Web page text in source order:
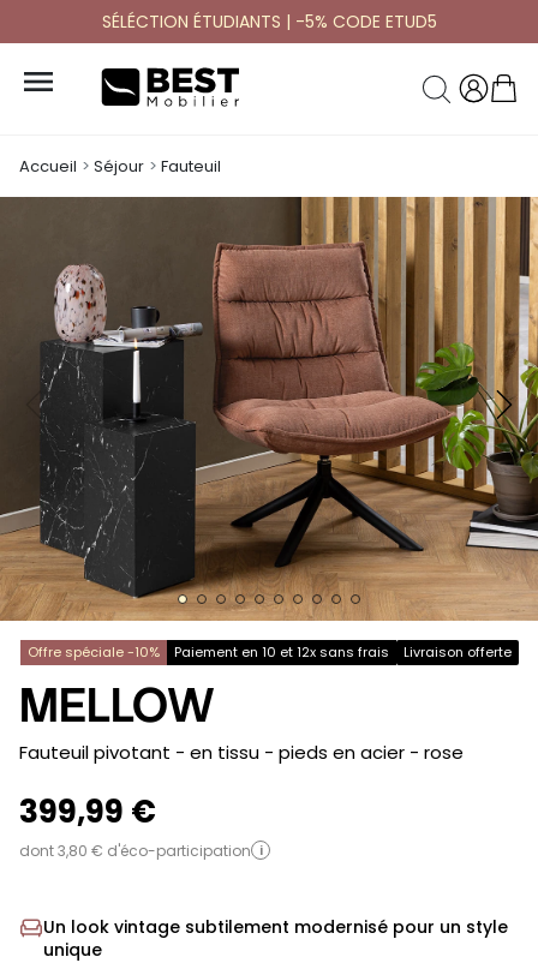
SÉLÉCTION ÉTUDIANTS | -5% CODE ETUD5

Accueil Séjour Fauteuil
Offre spéciale -10% Paiement en 10 et 12x sans frais Livraison offerte
MELLOW
-
Fauteuil pivotant - en tissu - pieds en acier - rose
399,99 €
dont 3,80 € d'éco-participation i
Un look vintage subtilement modernisé pour un style
unique